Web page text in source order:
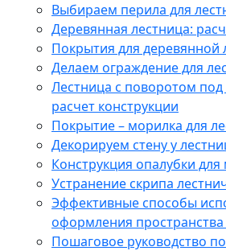
Выбираем перила для
Деревянная лестница:
Покрытия для деревянной
Делаем ограждение для
Лестница с поворотом
расчет конструкции
Покрытие – морилка для
Декорируем стену у
Конструкция опалубки
Устранение скрипа
Эффективные способы
оформления
Пошаговое руководство